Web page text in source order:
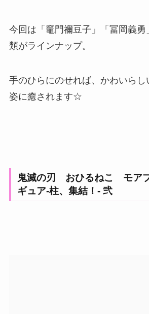
今回は「竈門禰豆子」「冨岡義
類がラインナップ。
手のひらにのせれば、かわいらし
姿に癒されます☆
鬼滅の刃 おひるねこ モア
ギュア-柱、集結！- 弐